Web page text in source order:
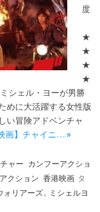
度
★
★
★
★
ェル・ヨーが男勝
めに大活躍する女性版
い冒険アドベンチャ
画】チャイニ… »
ャー
カンフーアクショ
クション 香港映画 タ
ォリアーズ,
ミシェルヨ